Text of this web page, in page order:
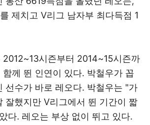
제치고 V리그 남자부 최다득점 1
2012~13시즌부터 2014~15시즌까
께 뛴 인연이 있다. 박철우가 꼽
선수가 바로 레오다. 박철우는 "가
잘했지만 V리그에서 뛴 기간이 짧
다. 레오는 부상 없이 뛰고 있다.